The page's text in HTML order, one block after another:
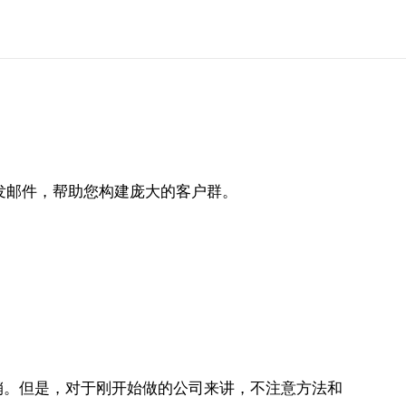
件，帮助您构建庞大的客户群。
但是，对于刚开始做的公司来讲，不注意方法和